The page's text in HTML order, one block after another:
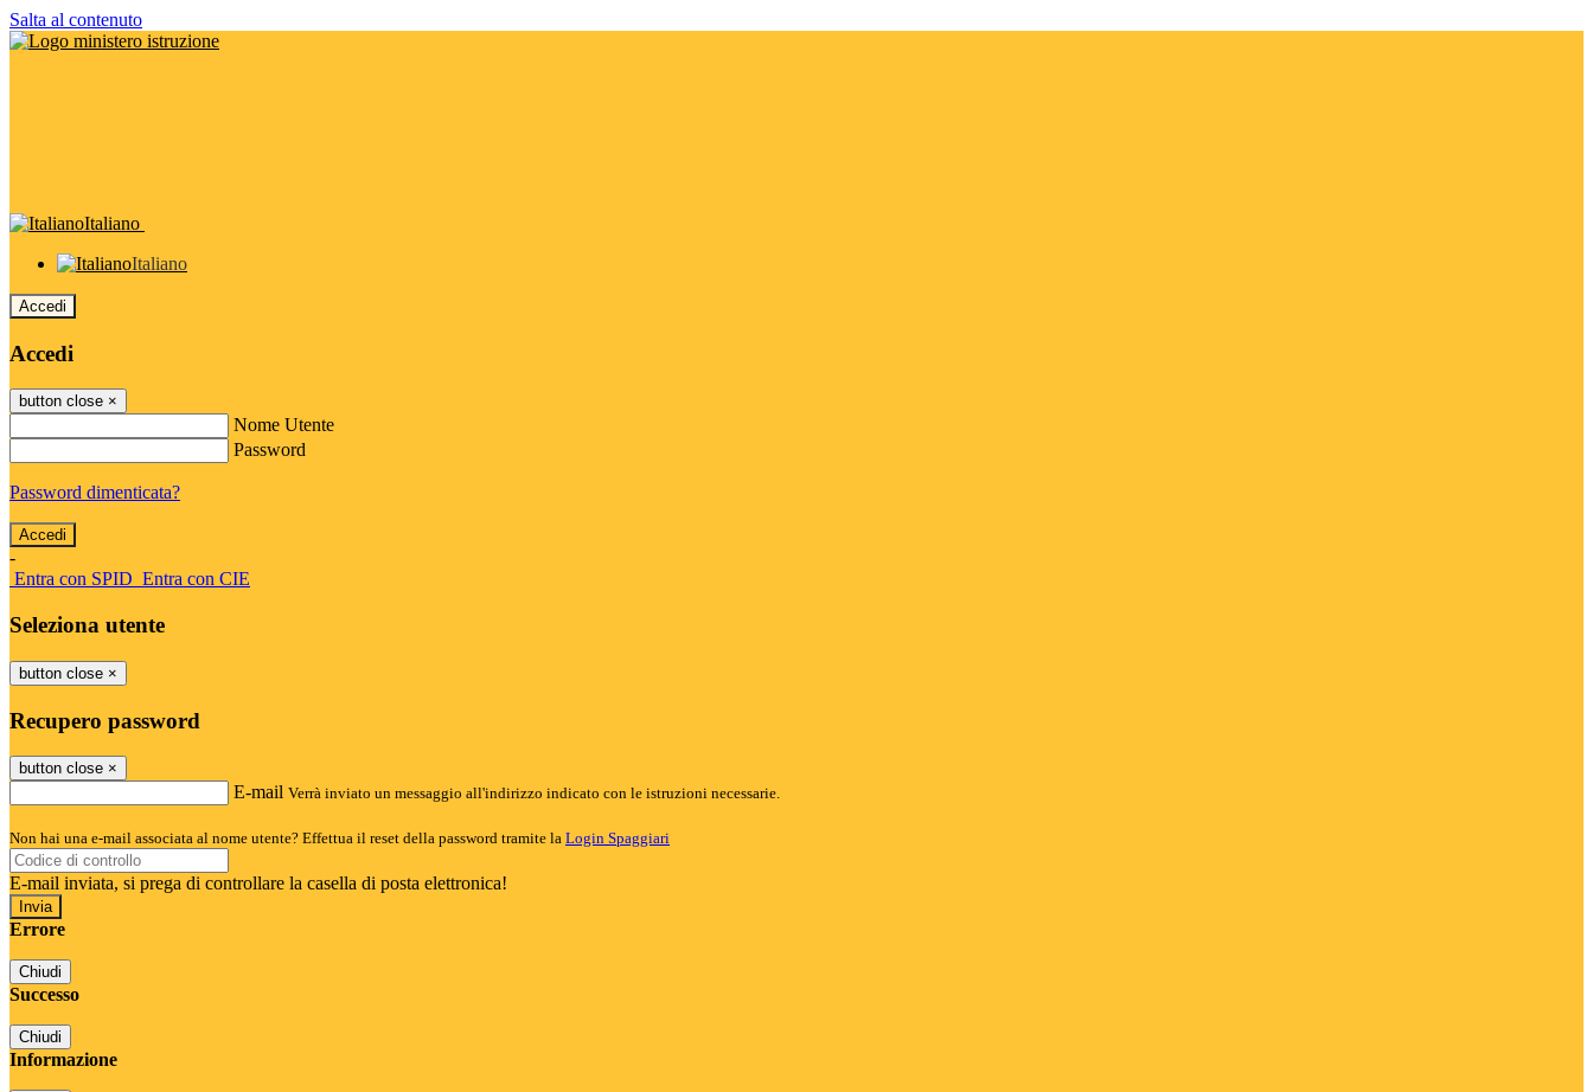
Salta al contenuto
Italiano
Italiano
Accedi
Accedi
button close ×
Nome Utente
Password
Password dimenticata?
-
Entra con SPID Entra con CIE
Seleziona utente
button close ×
Recupero password
button close ×
E-mail Verrà inviato un messaggio all'indirizzo indicato con le istruzioni necessarie.
Non hai una e-mail associata al nome utente? Effettua il reset della password tramite la Login Spaggiari
E-mail inviata, si prega di controllare la casella di posta elettronica!
Errore
Chiudi
Successo
Chiudi
Informazione